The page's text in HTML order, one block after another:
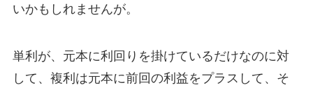
いかもしれませんが。
単利が、元本に利回りを掛けているだけなのに対
して、複利は元本に前回の利益をプラスして、そ